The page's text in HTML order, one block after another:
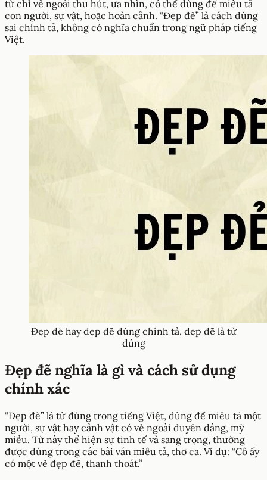
từ chỉ vẻ ngoài thu hút, ưa nhìn, có thể dùng để miêu tả
con người, sự vật, hoặc hoàn cảnh. “Đẹp đẻ” là cách dùng
sai chính tả, không có nghĩa chuẩn trong ngữ pháp tiếng
Việt.
Đẹp đẻ hay đẹp đẽ đúng chính tả, đẹp đẽ là từ
đúng
Đẹp đẽ nghĩa là gì và cách sử dụng
chính xác
“Đẹp đẽ” là từ đúng trong tiếng Việt, dùng để miêu tả một
người, sự vật hay cảnh vật có vẻ ngoài duyên dáng, mỹ
miều. Từ này thể hiện sự tinh tế và sang trọng, thường
được dùng trong các bài văn miêu tả, thơ ca. Ví dụ: “Cô ấy
có một vẻ đẹp đẽ, thanh thoát.”